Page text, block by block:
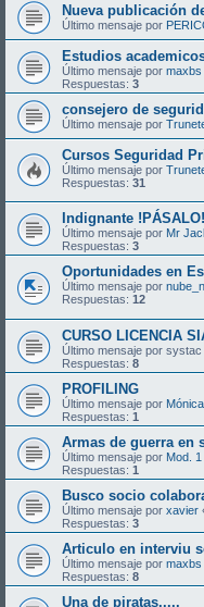
Nueva publicación
Último mensaje por
Estudios
Último mensaje por maxbs
Respuestas: 3
consejero de
Último mensaje por
Cursos Seguridad
Último mensaje por
Respuestas: 31
Indignante !PÁSALO!
Último mensaje por Mr
Respuestas: 3
Oportunidades en
Último mensaje por
Respuestas: 12
CURSO LICENCIA
Último mensaje por systac
Respuestas: 8
PROFILING
Último mensaje por
Respuestas: 1
Armas de guerra en
Último mensaje por Mod. 1
Respuestas: 1
Busco socio
Último mensaje por xavier
Respuestas: 3
Articulo en interviu
Último mensaje por maxbs
Respuestas: 8
Una de piratas.....